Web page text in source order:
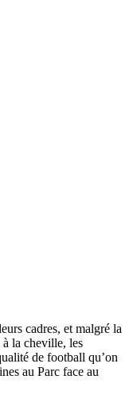
cadres, et malgré la
à la cheville, les
de football qu’on
au Parc face au